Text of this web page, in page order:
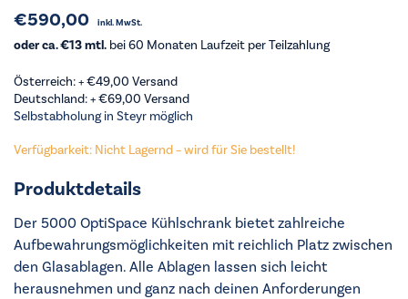
€590,00 inkl. MwSt.
oder ca. €13 mtl. bei 60 Monaten Laufzeit per Teilzahlung
Österreich: +€49,00 Versand
Deutschland: +€69,00 Versand
Selbstabholung in Steyr möglich
Verfügbarkeit: Nicht Lagernd – wird für Sie bestellt!
Produktdetails
Der 5000 OptiSpace Kühlschrank bietet zahlreiche
Aufbewahrungsmöglichkeiten mit reichlich Platz zwischen
den Glasablagen. Alle Ablagen lassen sich leicht
herausnehmen und ganz nach deinen Anforderungen